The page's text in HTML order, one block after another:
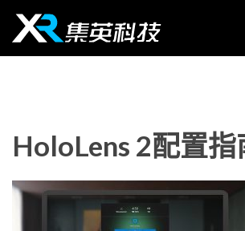
content
HoloLens 2配置指